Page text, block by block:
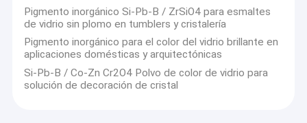
Pigmento inorgánico Si-Pb-B / ZrSiO4 para esmaltes
de vidrio sin plomo en tumblers y cristalería
Pigmento inorgánico para el color del vidrio brillante en
aplicaciones domésticas y arquitectónicas
Si-Pb-B / Co-Zn Cr2O4 Polvo de color de vidrio para
solución de decoración de cristal